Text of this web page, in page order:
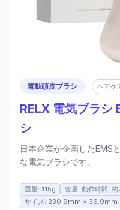
電動頭皮ブラシ ヘアケ
RELX 電気ブラシ
シ
日本企業が企画したEMS
な電気ブラシです。
重量: 115g
容量: 動作時間: 約
サイズ: 230.9mm × 36.9mm